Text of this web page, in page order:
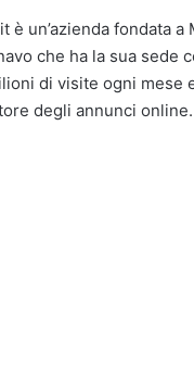
è un’azienda fondata
che ha la sua sede
di visite ogni mese
degli annunci online.